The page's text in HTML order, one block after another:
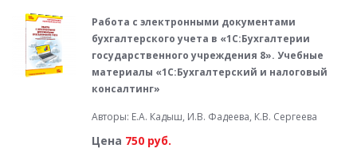
Работа с электронными документами
бухгалтерского учета в «1С:Бухгалтерии
государственного учреждения 8». Учебные
материалы «1С:Бухгалтерский и налоговый
консалтинг»
Авторы: Е.А. Кадыш, И.В. Фадеева, К.В. Сергеева
Цена 750 руб.